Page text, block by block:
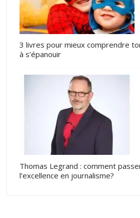
3 livres pour mieux comprendre
à s’épanouir
Thomas Legrand : comment
l’excellence en journalisme?